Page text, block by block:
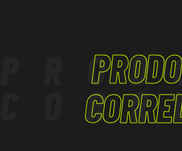
sicurezza operativa e
protezione della parte
inserti rifrangenti sulla zip
visibilità dell’operatore,
durante le attività lavorative.
TERZIARIO, ARTIGIANATO